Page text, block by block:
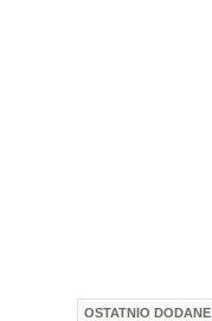
OSTATNIO DODANE